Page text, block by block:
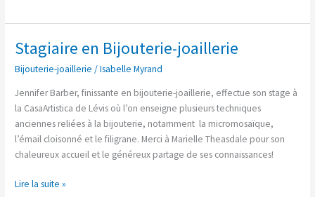
Stagiaire en Bijouterie-joaillerie
Bijouterie-joaillerie /Isabelle Myrand
Jennifer Barber, finissante en bijouterie-joaillerie, effectue son stage à
la CasaArtistica de Lévis où l’on enseigne plusieurs techniques
anciennes reliées à la bijouterie, notamment la micromosaïque,
l’émail cloisonné et le filigrane. Merci à Marielle Theasdale pour son
chaleureux accueil et le généreux partage de ses connaissances!
Stagiaire
Bijouterie-
joaillerie
Lire la suite »